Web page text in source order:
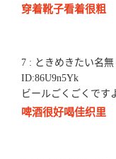
穿着靴子看着很粗
7 : ときめきたい名無
ID:86U9n5Yk
ビールごくごくです
啤酒很好喝佳织里